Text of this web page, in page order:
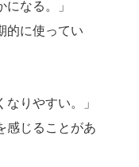
になる。」
的に使ってい
なりやすい。」
感じることがあ